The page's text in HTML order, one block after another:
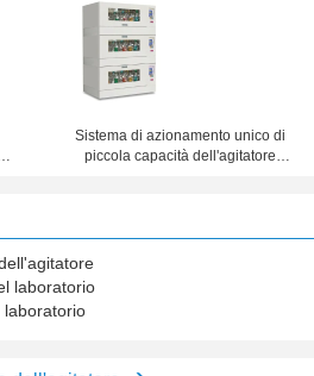
osservazione Windows
Sistema di azionamento unico di
piccola capacità dell'agitatore
laboratorio
laboratorio